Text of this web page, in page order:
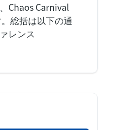
Chaos Carnival
総括は以下の通
レンス